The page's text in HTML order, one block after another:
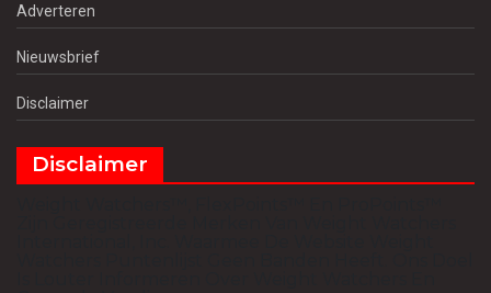
Adverteren
Nieuwsbrief
Disclaimer
Disclaimer